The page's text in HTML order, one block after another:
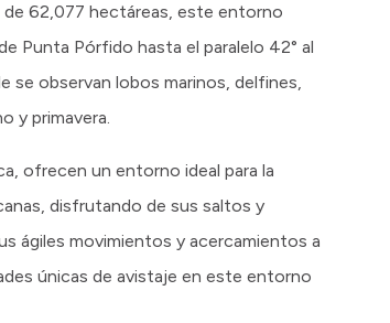
62,077 hectáreas, este entorno
Punta Pórfido hasta el paralelo 42° al
se observan lobos marinos, delfines,
y primavera.
ofrecen un entorno ideal para la
disfrutando de sus saltos y
ágiles movimientos y acercamientos a
únicas de avistaje en este entorno